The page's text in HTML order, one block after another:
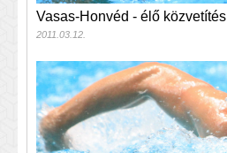
Vasas-Honvéd - élő közvetítés
2011.03.12.